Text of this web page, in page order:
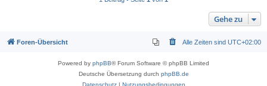
Gehe zu
Foren-Übersicht Alle Zeiten sind UTC+02:00
Powered by phpBB® Forum Software © phpBB Limited
Deutsche Übersetzung durch phpBB.de
Datenschutz| Nutzungsbedingungen